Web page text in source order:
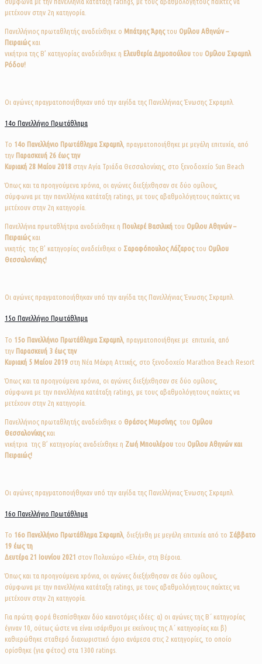
μετέχουν στην 2η κατηγορία.
Πανελλήνιος πρωταθλητής αναδείχθηκε ο Μπάτρης Άρηςτου Ομίλου Αθηνών –
Πειραιώς και
νικήτρια της Β’ κατηγορίας αναδείχθηκε η Ελευθερία Δημοπούλου του Ομίλου Σκραμπλ
Ρόδου!
Οι αγώνες πραγματοποιήθηκαν υπό την αιγίδα της Πανελλήνιας Ένωσης Σκραμπλ.
14ο Πανελλήνιο Πρωτάθλημα
Το 14o Πανελλήνιο Πρωτάθλημα Σκραμπλ, πραγματοποιήθηκε με μεγάλη επιτυχία, από
την Παρασκευή 26 έως την
Κυριακή 28 Μαίου 2018 στην Αγία Τριάδα Θεσσαλονίκης, στο ξενοδοχείο Sun Beach
Όπως και τα προηγούμενα χρόνια, οι αγώνες διεξήχθησαν σε δύο ομίλους,
σύμφωνα με την πανελλήνια κατάταξη ratings, με τους αβαθμολόγητους παίκτες να
μετέχουν στην 2η κατηγορία.
Πανελλήνια πρωταθλήτρια αναδείχθηκε η Πουλερέ Βασιλική του Ομίλου Αθηνών –
Πειραιώς και
νικητής της Β’ κατηγορίας αναδείχθηκε ο Σαραφόπουλος Λάζαροςτου Ομίλου
Θεσσαλονίκης!
Οι αγώνες πραγματοποιήθηκαν υπό την αιγίδα της Πανελλήνιας Ένωσης Σκραμπλ.
15ο Πανελλήνιο Πρωτάθλημα
Το 15o Πανελλήνιο Πρωτάθλημα Σκραμπλ , πραγματοποιήθηκε με επιτυχία, από
την Παρασκευή 3 έως την
Κυριακή 5 Μαίου 2019 στη Νέα Μάκρη Αττικής, στο ξενοδοχείο Marathon Beach Resort
Όπως και τα προηγούμενα χρόνια, οι αγώνες διεξήχθησαν σε δύο ομίλους,
σύμφωνα με την πανελλήνια κατάταξη ratings, με τους αβαθμολόγητους παίκτες να
μετέχουν στην 2η κατηγορία.
Πανελλήνιος πρωταθλητής αναδείχθηκε ο Θράσος Μυρσίνηςτου Ομίλου
Θεσσαλονίκης και
νικήτρια της Β’ κατηγορίας αναδείχθηκε η Ζωή Μπουλέρου του Ομίλου Αθηνών και
Πειραιώς!
Οι αγώνες πραγματοποιήθηκαν υπό την αιγίδα της Πανελλήνιας Ένωσης Σκραμπλ.
16ο Πανελλήνιο Πρωτάθλημα
Το 16o Πανελλήνιο Πρωτάθλημα Σκραμπλ, διεξήχθη με μεγάλη επιτυχία από το Σάββατο
19 έως τη
Δευτέρα 21 Ιουνίου 2021 στον Πολυχώρο «Ελιά», στη Βέροια.
Όπως και τα προηγούμενα χρόνια, οι αγώνες διεξήχθησαν σε δύο ομίλους,
σύμφωνα με την πανελλήνια κατάταξη ratings, με τους αβαθμολόγητους παίκτες να
μετέχουν στην 2η κατηγορία.
Για πρώτη φορά θεσπίσθηκαν δύο καινοτόμες ιδέες: α) οι αγώνες της Β΄ κατηγορίας
έγιναν 10, ούτως ώστε να είναι ισάριθμοι με εκείνους της Α΄ κατηγορίας και β)
καθιερώθηκε σταθερό διαχωριστικό όριο ανάμεσα στις 2 κατηγορίες, το οποίο
ορίσθηκε (για φέτος) στα 1300 ratings.